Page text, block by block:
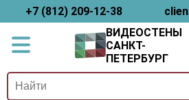
+7 (812) 209-12-38
ВИДЕОСТЕНЫ
САНКТ-
ПЕТЕРБУРГ